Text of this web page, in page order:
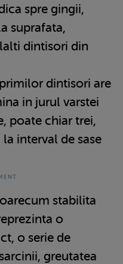
spre gingii,
suprafata,
dintisori din
dintisori are
in jurul varstei
poate chiar trei,
interval de sase
stabilita
o
o serie de
greutatea